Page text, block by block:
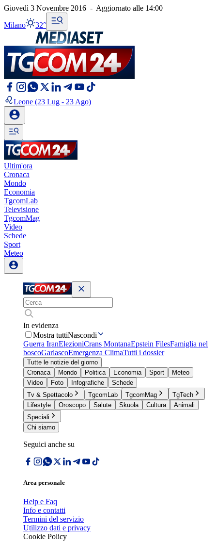
Giovedì 3 Novembre 2016 - Aggiornato alle 14:00
Milano 32°
Leone (23 Lug - 23 Ago)
Ultim'ora
Cronaca
Mondo
Economia
TgcomLab
Televisione
TgcomMag
Video
Schede
Sport
Meteo
In evidenza
Mostra tuttiNascondi
Guerra IranElezioniCrans MontanaEpstein FilesFamiglia nel
boscoGarlascoEmergenza ClimaTutti i dossier
Tutte le notizie del giorno
Cronaca
Mondo Politica Economia Sport
Meteo
Video
Foto Infografiche
Schede
Tv & Spettacolo
TgcomLab TgcomMag
TgTech
Lifestyle
Oroscopo Salute Skuola Cultura
Animali
Speciali
Chi siamo
Seguici anche su
Area personale
Help e Faq
Info e contatti
Termini del servizio
Utilizzo dati e privacy
Cookie Policy